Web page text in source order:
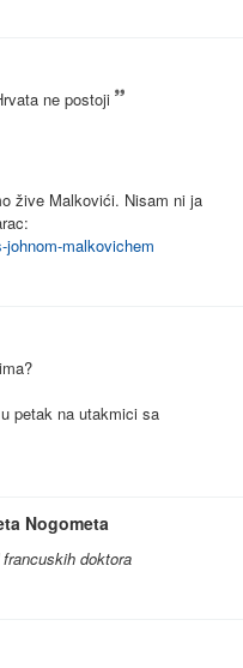
ne postoji
žive Malkovići. Nisam ni ja
malkovichem
petak na utakmici sa
Nogometa
doktora